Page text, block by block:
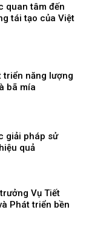
quan tâm đến
tái tạo của Việt
triển năng lượng
bã mía
giải pháp sử
quả
Vụ Tiết
Phát triển bền